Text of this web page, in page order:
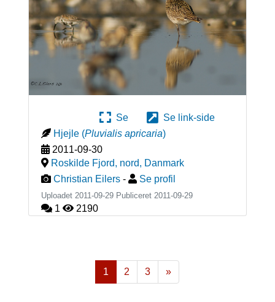
Se
Se link-side
Hjejle (Pluvialis apricaria)
2011-09-30
Roskilde Fjord, nord, Danmark
Christian Eilers - Se profil
Uploadet 2011-09-29 Publiceret 2011-09-29
1 2190
1 2 3
»
Næste